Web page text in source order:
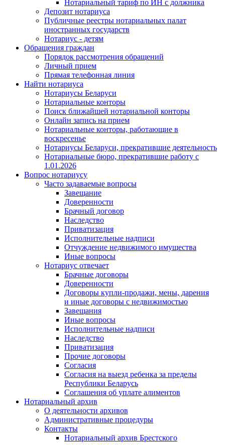
Нотариальный тариф по ИН с должника
Депозит нотариуса
Публичные реестры нотариальных палат
иностранных государств
Нотариус - детям
Обращения граждан
Порядок рассмотрения обращений
Личный прием
Прямая телефонная линия
Найти нотариуса
Нотариусы Беларуси
Нотариальные конторы
Поиск ближайшей нотариальной конторы
Онлайн запись на прием
Нотариальные конторы, работающие в
воскресенье
Нотариусы Беларуси, прекратившие деятельность
Нотариальные бюро, прекратившие работу с
1.01.2026
Вопрос нотариусу
Часто задаваемые вопросы
Завещание
Доверенности
Брачный договор
Наследство
Приватизация
Исполнительные надписи
Отчуждение недвижимого имущества
Иные вопросы
Нотариус отвечает
Брачные договоры
Доверенности
Договоры купли-продажи, мены, дарения
и иные договоры с недвижимостью
Завещания
Иные вопросы
Исполнительные надписи
Наследство
Приватизация
Прочие договоры
Согласия
Согласия на выезд ребенка за пределы
Республики Беларусь
Соглашения об уплате алиментов
Нотариальный архив
О деятельности архивов
Административные процедуры
Контакты
Нотариальный архив Брестского